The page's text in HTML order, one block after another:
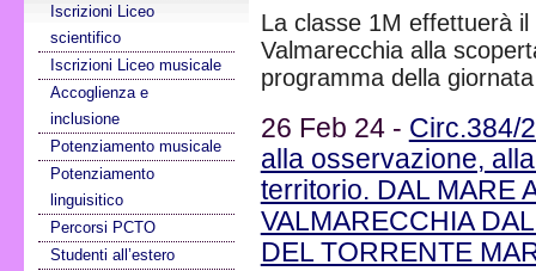
Iscrizioni Liceo
scientifico
Iscrizioni Liceo musicale
Accoglienza e
inclusione
Potenziamento musicale
Potenziamento
linguisitico
Percorsi PCTO
Studenti all’estero
La classe 1M effettuerà
Valmarecchia alla
programma della giornata
26 Feb 24 - Circ.384/
alla osservazione,
territorio. DAL MARE
VALMARECCHIA
DEL TORRENTE